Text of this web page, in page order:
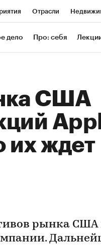
Отрасли
РБК Life Тренды
дело Про: себя
США
их ждет
рынка США